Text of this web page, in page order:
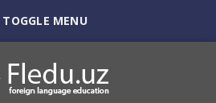
TOGGLE MENU